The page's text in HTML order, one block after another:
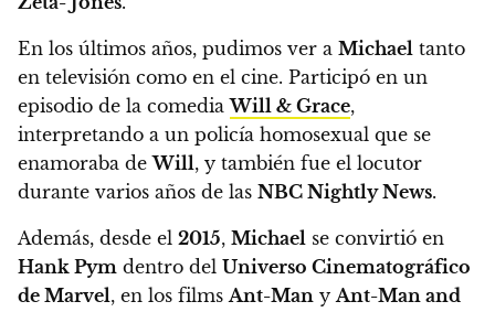
En los últimos años, pudimos ver a Michael tanto
en televisión como en el cine. Participó en un
episodio de la comediaWill & Grace,
interpretando a un policía homosexual que se
enamoraba deWill, y también fue el locutor
durante varios años de las NBC Nightly News.
Además, desde el 2015, Michael se convirtió en
Hank Pym dentro del Universo Cinematográfico
de Marvel, en los filmsAnt-Man yAnt-Man and